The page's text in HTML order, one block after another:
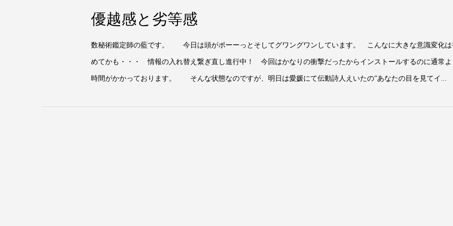
優越感と劣等感
数秘術鑑定師の藍です。 今日は頭がポーーっとそしてグワングワンしています。 こんなに大きな意識変化は
めてかも・・・ 情報の入れ替え繋ぎ直し進行中！ 今回はかなりの衝撃だったからインストールするのに通常よ
時間がかかっております。 そんな状態なのですが、明日は愛媛にて伝動詩人えいたの”あなたの目を見てイ...